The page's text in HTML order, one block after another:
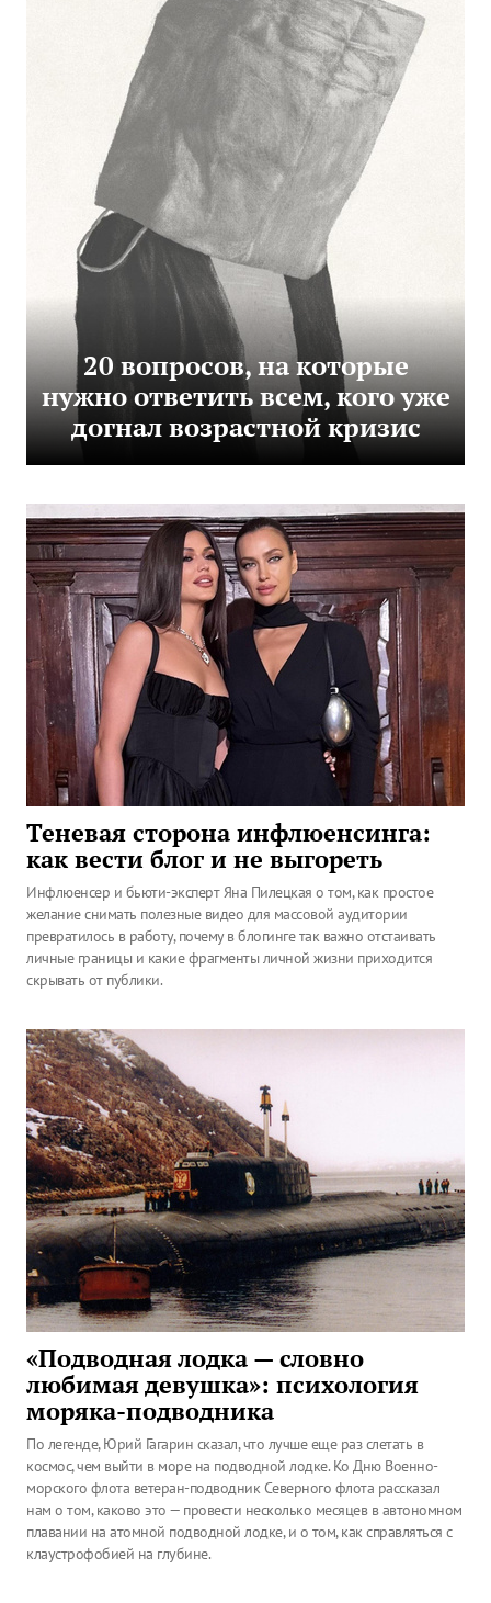
20 вопросов, на которые
нужно ответить всем, кого уже
догнал возрастной кризис
Теневая сторона инфлюенсинга:
как вести блог и не выгореть
Инфлюенсер и бьюти-эксперт Яна Пилецкая о том, как простое
желание снимать полезные видео для массовой аудитории
превратилось в работу, почему в блогинге так важно отстаивать
личные границы и какие фрагменты личной жизни приходится
скрывать от публики.
«Подводная лодка — словно
любимая девушка»: психология
моряка-подводника
По легенде, Юрий Гагарин сказал, что лучше еще раз слетать в
космос, чем выйти в море на подводной лодке. Ко Дню Военно-
морского флота ветеран-подводник Северного флота рассказал
нам о том, каково это — провести несколько месяцев в автономном
плавании на атомной подводной лодке, и о том, как справляться с
клаустрофобией на глубине.